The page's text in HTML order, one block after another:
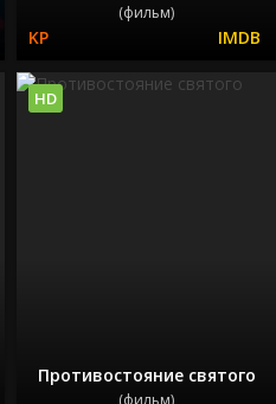
(фильм)
Противостояние святого
(фильм)
HD